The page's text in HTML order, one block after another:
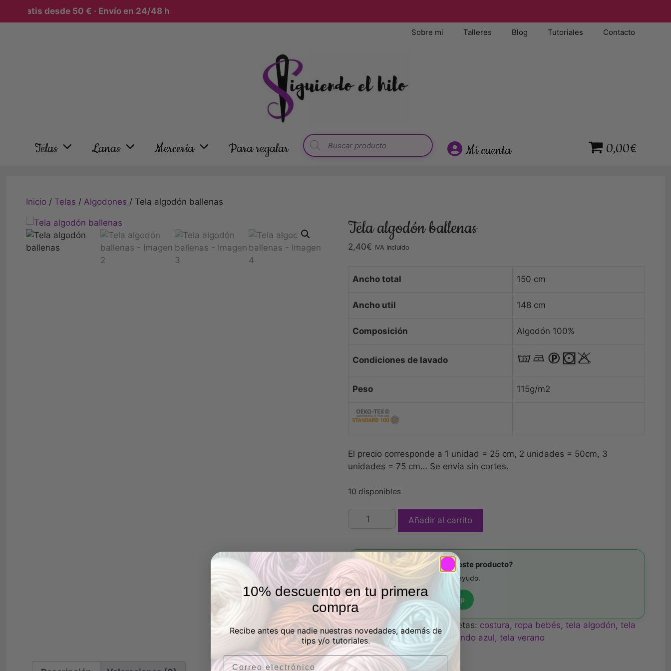
gratis desde 50 € · Envío en 24/48 h
Sobre mi Talleres Blog Tutoriales Contacto
Telas Lanas Mercería Para regalar Mi cuenta 0,00€
Inicio / Telas / Algodones / Tela algodón ballenas
Tela algodón ballenas
2,40€ IVA Incluído
Ancho total 150 cm
Ancho util 148 cm
Composición Algodón 100%
Condiciones de lavado
Peso 115g/m2
El precio corresponde a 1 unidad = 25 cm, 2 unidades = 50cm, 3
unidades = 75 cm… Se envía sin cortes.
10 disponibles
Añadir al carrito
¿Tienes alguna duda sobre este producto?
Escríbeme por WhatsApp y te ayudo.
Escribirme por WhatsApp
Categoría: Algodones Etiquetas: costura, ropa bebés, tela algodón, tela
ballenas
tela bebés ,tela fondo azul, tela verano
10% descuento en tu primera
compra
Recibe antes que nadie nuestras novedades, además de
tips y/o tutoriales.
Email